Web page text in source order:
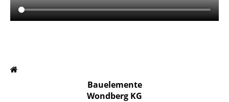
Bauelemente
Wondberg KG